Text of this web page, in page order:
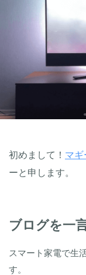
初めまして！ マ
ーと申します。
ブログを一
スマート家電で生
す。